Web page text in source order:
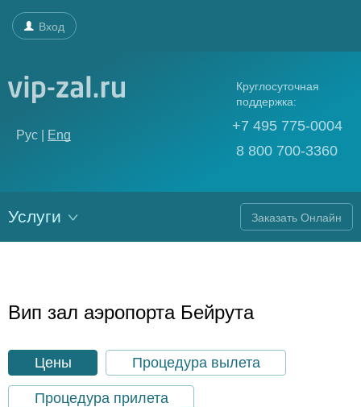
Вход
Рус | Eng
Круглосуточная
поддержка:
+7 495 775-0004
8 800 700-3360
Услуги Заказать Онлайн
Вип зал аэропорта Бейрута
Цены Процедура вылета
Процедура прилета